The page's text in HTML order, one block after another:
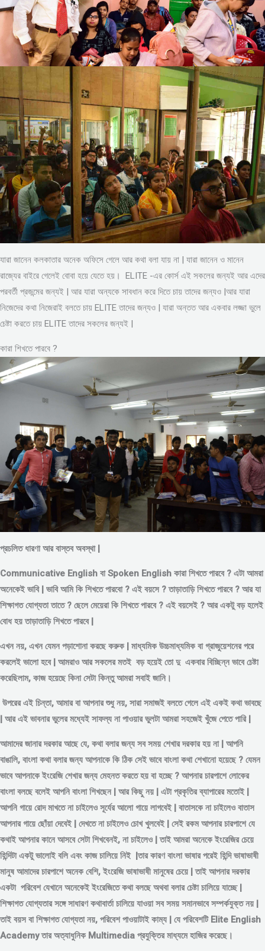
যারা জানেন কলকাতার অনেক অফিসে গেলে আর কথা বলা যায় না | যারা জানেন ও মানেন
রাজ্যের বাইরে গেলেই বোবা হয়ে যেতে হয়। ELITE -এর কোর্স এই সকলের জন্যই আর এদের
পরবর্তী প্রজন্মের জন্যই | আর যারা অন্যকে সাবধান করে দিতে চায় তাদের জন্যও |আর যারা
নিজেদের কথা নিজেরাই বলতে চায় ELITE তাদের জন্যও | যারা অন্তত আর একবার লজ্জা ভুলে
চেষ্টা করতে চায় ELITE তাদের সকলের জন্যই |
কারা শিখতে পারবে ?
প্রচলিত ধারণা আর বাস্তব অবস্থা |
Communicative English বা Spoken English কারা শিখতে পারবে ? এটা আমরা
অনেকেই ভাবি | ভাবি আমি কি শিখতে পারবো ? এই বয়সে ?তাড়াতাড়ি শিখতে পারবে ? আর যা
শিক্ষাগত যোগ্যতা তাতে ? ছেলে মেয়েরা কি শিখতে পারবে ? এই বয়সেই ? আর একটু বড় হলেই
বোধ হয় তাড়াতাড়ি শিখতে পারবে |
এখন নয়, এখন যেমন পড়াশোনা করছে করুক | মাধ্যমিক উচ্চমাধ্যমিক বা গ্রাজুয়েশনের পরে
করলেই ভালো হবে | আমরাও আর সকলের মতই বড় হয়েই তো দু একবার বিচ্ছিন্নভাবেচেষ্টা
করেছিলাম, কাজ হয়েছে কিনা সেটা কিন্তু আমরা সবাই জানি।
উপরের এই চিন্তা, আমার বা আপনার শুধু নয়, সারা সমাজই বলতে গেলে এই একই কথা ভাবছে
| আর এই ভাবনার ভুলের মধ্যেই সাফল্য না পাওয়ার ভুলটা আমরা সহজেই খুঁজে পেতে পারি |
আমাদের জানার দরকার আছে যে, কথা বলার জন্য সব সময় শেখার দরকার হয় না | আপনি
বাঙালি, বাংলা কথা বলার জন্য আপনাকে কি ঠিক সেই ভাবে বাংলা কথা শেখানো হয়েছে ? যেমন
ভাবে আপনাকে ইংরেজি শেখার জন্য মেহনত করতে হয় বা হচ্ছে ? আপনার চারপাশে লোকের
বাংলা বলছে বলেই আপনি বাংলা শিখছেন | আর কিছু নয় | এটা প্রকৃতির ব্যাপারের মতোই |
আপনি গায়ে রোদ মাখতে না চাইলেও সূর্যের আলো গায়ে লাগবেই | বাতাসকে না চাইলেও বাতাস
আপনার গায়ে ছোঁয়া দেবেই | দেখতে না চাইলেও চোখ খুলবেই | সেই রকম আপনার চারপাশে যে
কথাই আপনার কানে আসবে সেটা শিখবেনই, না চাইলেও | তাই আমরা অনেকে ইংরেজির চেয়ে
হিন্দিটা একটু ভালোই বলি এবং কাজ চালিয়ে নিই |তার কারণ বাংলা ভাষার পরেই হিন্দি ভাষাভাষী
মানুষ আমাদের চারপাশে অনেক বেশি, ইংরেজি ভাষাভাষী মানুষের চেয়ে | তাই আপনার দরকার
একটা পরিবেশ যেখানে অনেকেই ইংরেজিতে কথা বলছে অথবা বলার চেষ্টা চালিয়ে যাচ্ছে |
শিক্ষাগত যোগ্যতার সঙ্গে সাধারণ কথাবার্তা চালিয়ে যাওয়া সব সময় সমানভাবে সম্পর্কযুক্ত নয় |
তাই বয়স বা শিক্ষাগত যোগ্যতা নয়, পরিবেশ পাওয়াটাই কাম্য | যে পরিবেশটি Elite English
Academy তার অত্যাধুনিক Multimedia প্রযুক্তির মাধ্যমে হাজির করেছে।